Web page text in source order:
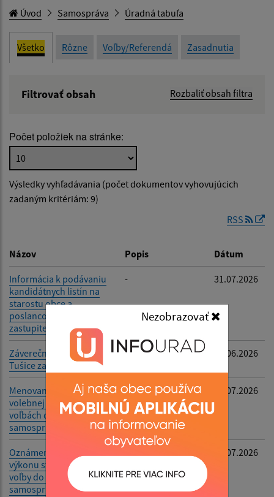
Nezobrazovať
Úvod Samospráva Úradná tabuľa
Všetko Rôzne Voľby/Referendá Zasadnutia
Filtrovať obsah Rozbaliť obsah filtra
Popis:
Dátum zverejnenia od:
Filtrovať
Počet položiek na stránke:
Výsledky vyhľadávania (počet dokumentov vyhovujúcich
zadaným kritériám: 9)
RSS
Názov Popis Dátum
Informácia k podávaniu
kandidátnych listín na
starostu obce a
poslancov obecného
zastupiteľstva
- 31.07.2026
Záverečný účet obce
Tušice za rok 2025
- 29.06.2026
Menovanie zapisovateľa
volebnej komisie pri
voľbách do orgánov
samosprávy obci
- 08.07.2026
Oznámenie o rozsahu
výkonu starostu pre
voľby do orgánov
samosprávy obcí
- 08.07.2026